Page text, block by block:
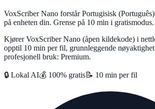
VoxScriber Nano forstår Portugisisk
på enheten din. Grense på 10 min i gratismodus.
Kjører VoxScriber Nano (åpen kildekode) i
opptil 10 min per fil, grunnleggende
profesjonell bruk: Premium.
🔒 Lokal AI💰 100% gratis📝 10 min per fil